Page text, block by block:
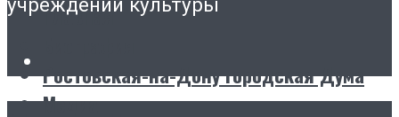
Главная
Ростовская-на-Дону городская Дума
Медиа
учреждений культуры